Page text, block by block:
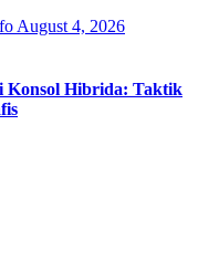
August 4, 2026
Konsol Hibrida: Taktik